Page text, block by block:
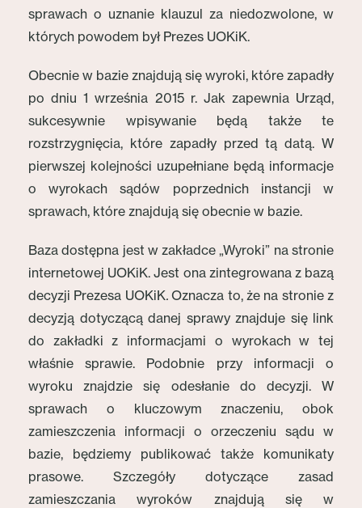
sprawach o uznanie klauzul za niedozwolone, w
których powodem był Prezes UOKiK.
Obecnie w bazie znajdują się wyroki, które zapadły
po dniu 1 września 2015 r. Jak zapewnia Urząd,
sukcesywnie wpisywanie będą także te
rozstrzygnięcia, które zapadły przed tą datą. W
pierwszej kolejności uzupełniane będą informacje
o wyrokach sądów poprzednich instancji w
sprawach, które znajdują się obecnie w bazie.
Baza dostępna jest w zakładce „Wyroki” na stronie
internetowej UOKiK. Jest ona zintegrowana z bazą
decyzji Prezesa UOKiK.Oznacza to, że na stronie z
decyzją dotyczącą danej sprawy znajduje się link
do zakładki z informacjami o wyrokach w tej
właśnie sprawie. Podobnie przy informacji o
wyroku znajdzie się odesłanie do decyzji. W
sprawach o kluczowym znaczeniu, obok
zamieszczenia informacji o orzeczeniu sądu w
bazie, będziemy publikować także komunikaty
prasowe. Szczegóły dotyczące zasad
zamieszczania wyroków znajdują się w